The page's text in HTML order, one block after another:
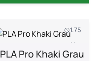
1.75
1 kg
PLA Pro Khaki Grau